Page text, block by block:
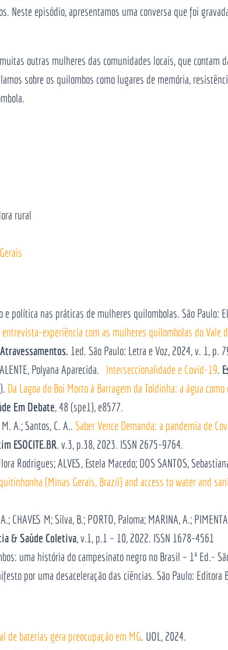
Neste episódio, apresentamos uma conversa que foi
outras mulheres das comunidades locais, que
sobre os quilombos como lugares de memória,
rural
e política nas práticas de mulheres quilombolas. São Paulo:
experiência com as mulheres quilombolas do Vale
1ed. São Paulo: Letra e Voz, 2024, v. 1, p.
Polyana Aparecida. Interseccionalidade e Covid-19.
Da Lagoa do Boi Morto à Barragem da Toldinha: a água
Em Debate, 48 (spe1), e8577.
A.; Santos, C. A.. Saber Vence Demanda: a pandemia de
ESOCITE.BR. v.3, p.38, 2023. ISSN 2675-9764.
Rodrigues; ALVES, Estela Macedo; DOS SANTOS,
(Minas Gerais, Brazil) and access to water and
CHAVES M; Silva, B.; PORTO, Paloma; MARINA, A.;
& Saúde Coletiva, v.1, p.1 – 10, 2022. ISSN 1678-4561
uma história do campesinato negro no Brasil – 1ª Ed.-
por uma desaceleração das ciências. São Paulo: Editora
de baterias gera preocupação em MG. UOL, 2024.